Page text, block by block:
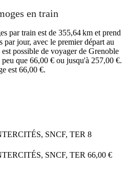
en train
par train est de 355,64 km et prend
jour, avec le premier départ au
possible de voyager de Grenoble
que 66,00 € ou jusqu'à 257,00 €.
est 66,00 €.
SNCF, TER 8
SNCF, TER 66,00 €